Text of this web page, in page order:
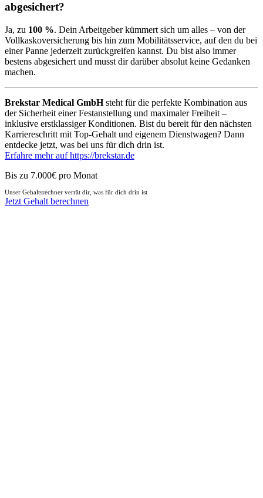
abgesichert?
Ja, zu 100 %. Dein Arbeitgeber kümmert sich um alles – von der
Vollkaskoversicherung bis hin zum Mobilitätsservice, auf den du bei
einer Panne jederzeit zurückgreifen kannst. Du bist also immer
bestens abgesichert und musst dir darüber absolut keine Gedanken
machen.
Brekstar Medical GmbHsteht für die perfekte Kombination aus
der Sicherheit einer Festanstellung und maximaler Freiheit –
inklusive erstklassiger Konditionen. Bist du bereit für den nächsten
Karriereschritt mit Top-Gehalt und eigenem Dienstwagen? Dann
entdecke jetzt, was bei uns für dich drin ist.
Erfahre mehr auf https://brekstar.de
Bis zu 7.000€ pro Monat
Unser Gehaltsrechner verrät dir, was für dich drin ist
Jetzt Gehalt berechnen